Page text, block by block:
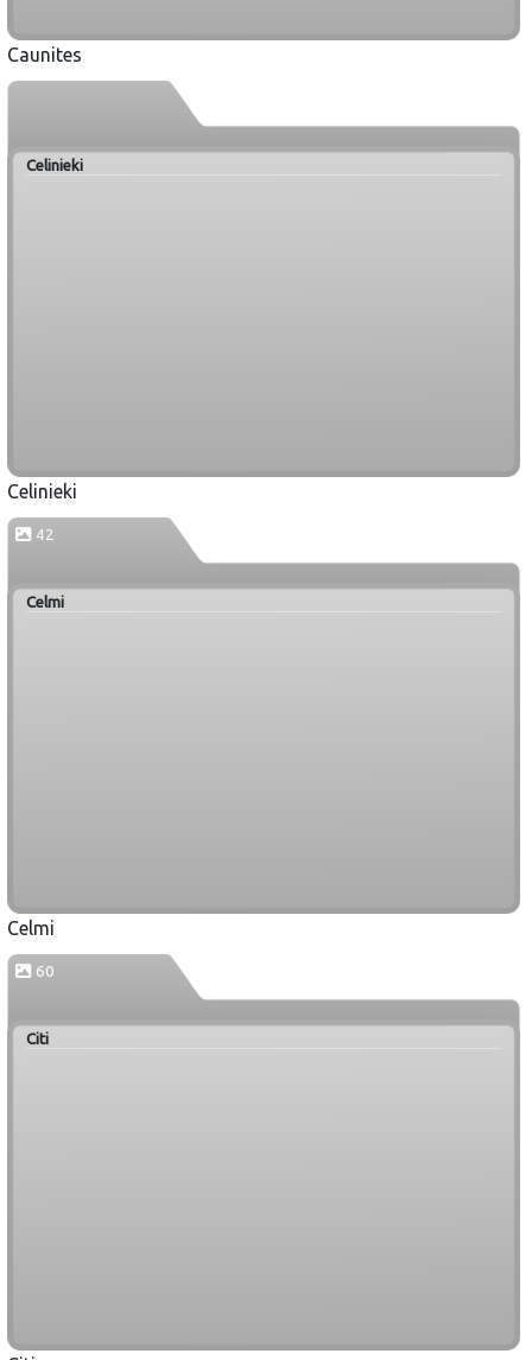
Caunites
Celinieki
Celinieki
42
Celmi
Celmi
60
Citi